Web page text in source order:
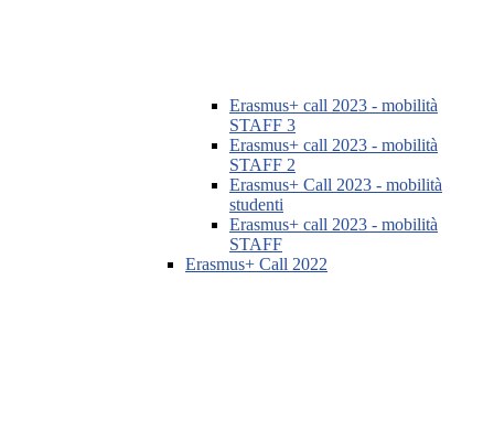
Erasmus+ call 2023 - mobilità
STAFF 3
Erasmus+ call 2023 - mobilità
STAFF 2
Erasmus+ Call 2023 - mobilità
studenti
Erasmus+ call 2023 - mobilità
STAFF
Erasmus+ Call 2022